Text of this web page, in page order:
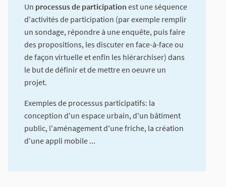
Un processus de participation est une séquence
d'activités de participation (par exemple remplir
un sondage, répondre à une enquête, puis faire
des propositions, les discuter en face-à-face ou
de façon virtuelle et enfin les hiérarchiser) dans
le but de définir et de mettre en oeuvre un
projet.
Exemples de processus participatifs: la
conception d'un espace urbain, d'un bâtiment
public, l'aménagement d'une friche, la création
d'une appli mobile ...